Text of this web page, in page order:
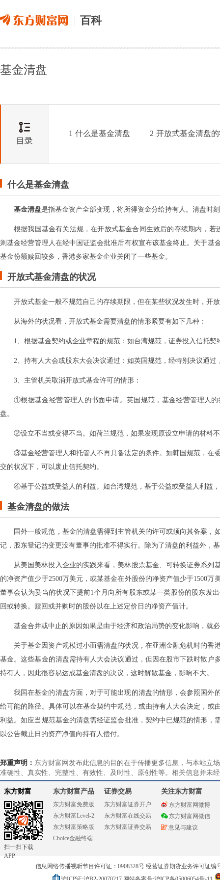
百科
基金清盘
1 什么是基金清盘 2 开放式基金清盘
什么是基金清盘
基金清盘是指基金资产全部变现，将所得资金分给持有人。清盘时
根据我国基金有关法规，在开放式基金合同生效后的存续期内，
则基金经营管理人在经中国证监会批准后有权宣布该基金终止。关于
基金份额赎回较多，香港多家基金企业关闭了一些基金。
开放式基金清盘的状况
开放式基金一般不规范自己的存续期限，但在某些状况发生时，开
从海外的状况看，开放式基金需要清盘的情形紧要有如下几种：
1、根据基金契约或企业章程的规范：如台湾规范，证券投入信托
2、持有人大会或股东大会决议通过：如英国规范，经特别决议通
3、主管机关取消开放式基金许可的情形：
①根据基金经营管理人的书面申请。英国规范，基金经营管理人
盘。
②设立不当或变得不当。如荷兰规范，如果发现原设立申请的材料
③基金经营管理人和托管人不再具备法定的条件。如韩国规范，在
交的状况下，可以废止信托契约。
④基于公益或受益人的利益。如台湾规范，基于公益或受益人利益
基金清盘的做法
国外一般规范，基金的清盘需得到主管机关的许可或须向其备案
记，股东登记的变更没有董事的批准不得实行。除为了清盘的利益外，
从美国美林投入企业的实践来看，美林股票基金、可转换证券系
的净资产值少于2500万美元，或某基金在外股份的净资产值少于1500
董事会认为妥当的状况下提前1个月向所有股东或某一类股份的股东发
回或转换。赎回或并购时的股份以在上述定价日的净资产值计。
基金合并或中止的原因如果是由于经济和政治局势的变化影响，就
关于基金因资产规模过小而需清盘的状况，在亚洲金融危机时的
基金。这些基金的清盘需持有人大会决议通过，但因在股市下跌时散
持有人，因此很容易达成基金清盘的决议，这时解散基金，影响不大。
我国在基金的清盘方面，对于可能出现的清盘的情形，会参照国
给可能的路径。具体可以在基金契约中规范，或由持有人大会决定，
利益。如应当规范基金的清盘需经证监会批准，契约中已规范的情形
以公告截止日的资产净值向持有人偿付。
郑重声明： 东方财富网发布此信息的目的在于传播更多信息，与本站立
准确性、真实性、完整性、有效性、及时性、原创性等。相关信息并未
东方财富
扫一扫下载
APP
东方财富产品
东方财富免费版
东方财富Level-2
东方财富策略版
Choice金融终端
证券交易
东方财富证券开户
东方财富在线交易
东方财富证券交易
关注东方财富
东方财富网微博
东方财富网微信
意见与建议
信息网络传播视听节目许可证：0908328号 经营证券期货业务许可证编